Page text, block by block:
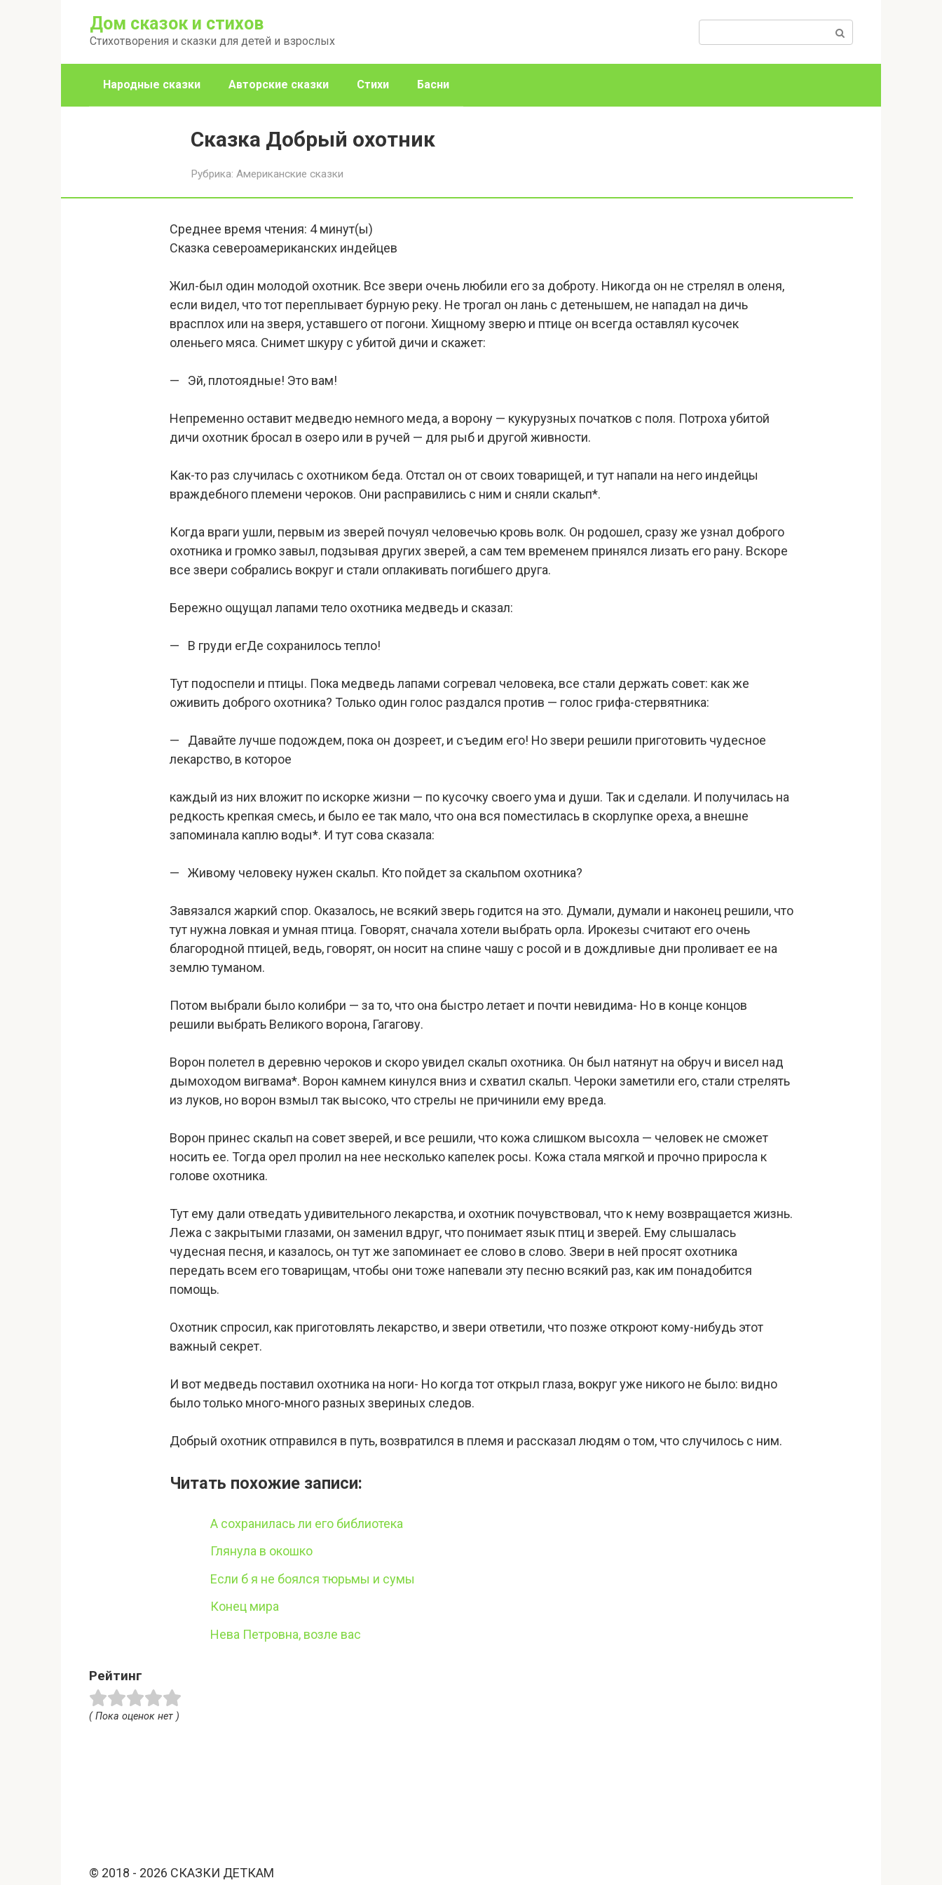
Дом сказок и стихов
Стихотворения и сказки для детей и взрослых
Народные сказки Авторские сказки Стихи Басни
Сказка Добрый охотник
Рубрика: Американские сказки
Среднее время чтения: 4 минут(ы)
Сказка североамериканских индейцев
Жил-был один молодой охотник. Все звери очень любили его за доброту. Никогда он не стрелял в оленя,
если видел, что тот переплывает бурную реку. Не трогал он лань с детенышем, не нападал на дичь
врасплох или на зверя, уставшего от погони. Хищному зверю и птице он всегда оставлял кусочек
оленьего мяса. Снимет шкуру с убитой дичи и скажет:
— Эй, плотоядные! Это вам!
Непременно оставит медведю немного меда, а ворону — кукурузных початков с поля. Потроха убитой
дичи охотник бросал в озеро или в ручей — для рыб и другой живности.
Как-то раз случилась с охотником беда. Отстал он от своих товарищей, и тут напали на него индейцы
враждебного племени чероков. Они расправились с ним и сняли скальп*.
Когда враги ушли, первым из зверей почуял человечью кровь волк. Он родошел, сразу же узнал доброго
охотника и громко завыл, подзывая других зверей, а сам тем временем принялся лизать его рану. Вскоре
все звери собрались вокруг и стали оплакивать погибшего друга.
Бережно ощущал лапами тело охотника медведь и сказал:
— В груди егДе сохранилось тепло!
Тут подоспели и птицы. Пока медведь лапами согревал человека, все стали держать совет: как же
оживить доброго охотника? Только один голос раздался против — голос грифа-стервятника:
— Давайте лучше подождем, пока он дозреет, и съедим его! Но звери решили приготовить чудесное
лекарство, в которое
каждый из них вложит по искорке жизни — по кусочку своего ума и души. Так и сделали. И получилась на
редкость крепкая смесь, и было ее так мало, что она вся поместилась в скорлупке ореха, а внешне
запоминала каплю воды*. И тут сова сказала:
— Живому человеку нужен скальп. Кто пойдет за скальпом охотника?
Завязался жаркий спор. Оказалось, не всякий зверь годится на это. Думали, думали и наконец решили, что
тут нужна ловкая и умная птица. Говорят, сначала хотели выбрать орла. Ирокезы считают его очень
благородной птицей, ведь, говорят, он носит на спине чашу с росой и в дождливые дни проливает ее на
землю туманом.
Потом выбрали было колибри — за то, что она быстро летает и почти невидима- Но в конце концов
решили выбрать Великого ворона, Гагагову.
Ворон полетел в деревню чероков и скоро увидел скальп охотника. Он был натянут на обруч и висел над
дымоходом вигвама*. Ворон камнем кинулся вниз и схватил скальп. Чероки заметили его, стали стрелять
из луков, но ворон взмыл так высоко, что стрелы не причинили ему вреда.
Ворон принес скальп на совет зверей, и все решили, что кожа слишком высохла — человек не сможет
носить ее. Тогда орел пролил на нее несколько капелек росы. Кожа стала мягкой и прочно приросла к
голове охотника.
Тут ему дали отведать удивительного лекарства, и охотник почувствовал, что к нему возвращается жизнь.
Лежа с закрытыми глазами, он заменил вдруг, что понимает язык птиц и зверей. Ему слышалась
чудесная песня, и казалось, он тут же запоминает ее слово в слово. Звери в ней просят охотника
передать всем его товарищам, чтобы они тоже напевали эту песню всякий раз, как им понадобится
помощь.
Охотник спросил, как приготовлять лекарство, и звери ответили, что позже откроют кому-нибудь этот
важный секрет.
И вот медведь поставил охотника на ноги- Но когда тот открыл глаза, вокруг уже никого не было: видно
было только много-много разных звериных следов.
Добрый охотник отправился в путь, возвратился в племя и рассказал людям о том, что случилось с ним.
Читать похожие записи:
А сохранилась ли его библиотека
Глянула в окошко
Если б я не боялся тюрьмы и сумы
Конец мира
Нева Петровна, возле вас
Рейтинг
( Пока оценок нет )
© 2018 - 2026 СКАЗКИ ДЕТКАМ